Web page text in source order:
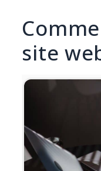
site